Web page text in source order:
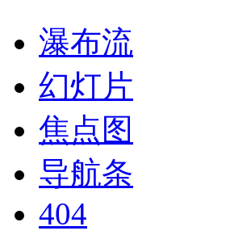
瀑布流
幻灯片
焦点图
导航条
404